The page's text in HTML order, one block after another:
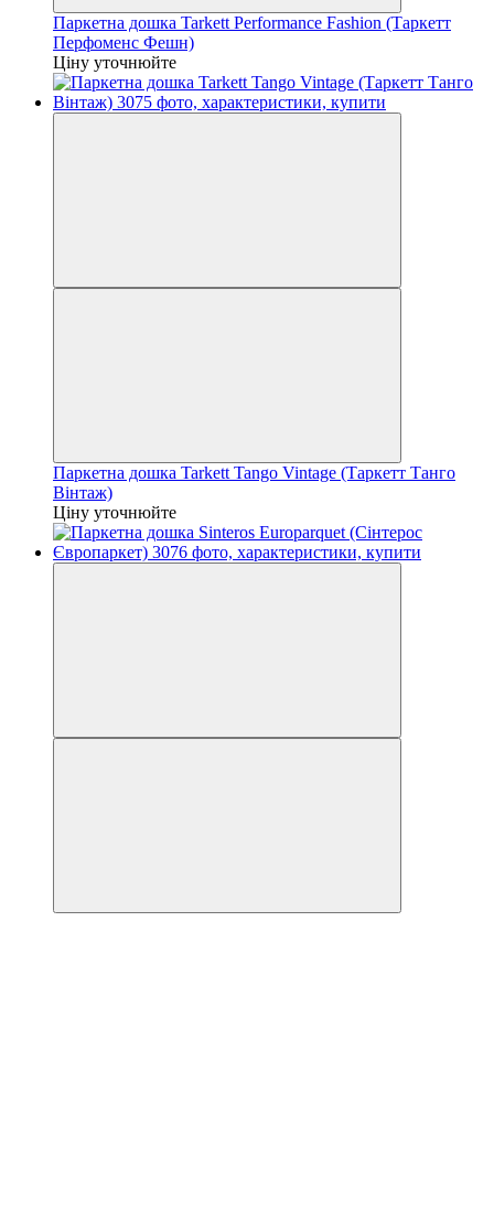
Паркетна дошка Tarkett Performance Fashion (Таркетт
Перфоменс Фешн)
Ціну уточнюйте
Паркетна дошка Tarkett Tango Vintage (Таркетт Танго
Вінтаж)
Ціну уточнюйте